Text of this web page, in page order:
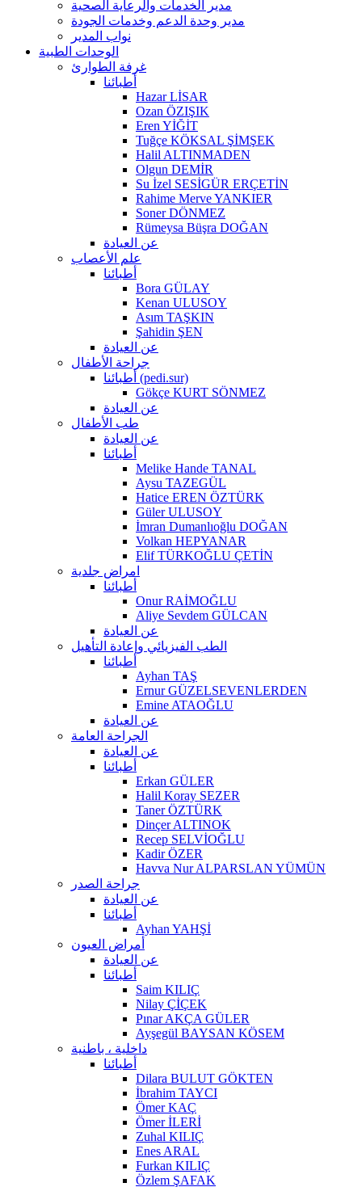
مدير الخدمات والرعاية الصحية
مدير وحدة الدعم وخدمات الجودة
نواب المدير
الوحدات الطبية
غرفة الطوارئ
أطبائنا
Hazar LİSAR
Ozan ÖZIŞIK
Eren YİĞİT
Tuğçe KÖKSAL ŞİMŞEK
Halil ALTINMADEN
Olgun DEMİR
Su İzel SESİGÜR ERÇETİN
Rahime Merve YANKIER
Soner DÖNMEZ
Rümeysa Büşra DOĞAN
عن العيادة
علم الأعصاب
أطبائنا
Bora GÜLAY
Kenan ULUSOY
Asım TAŞKIN
Şahidin ŞEN
عن العيادة
جراحة الأطفال
أطبائنا (pedi.sur)
Gökçe KURT SÖNMEZ
عن العيادة
طب الأطفال
عن العيادة
أطبائنا
Melike Hande TANAL
Aysu TAZEGÜL
Hatice EREN ÖZTÜRK
Güler ULUSOY
İmran Dumanlıoğlu DOĞAN
Volkan HEPYANAR
Elif TÜRKOĞLU ÇETİN
امراض جلدية
أطبائنا
Onur RAİMOĞLU
Aliye Sevdem GÜLCAN
عن العيادة
الطب الفيزيائي وإعادة التأهيل
أطبائنا
Ayhan TAŞ
Ernur GÜZELSEVENLERDEN
Emine ATAOĞLU
عن العيادة
الجراحة العامة
عن العيادة
أطبائنا
Erkan GÜLER
Halil Koray SEZER
Taner ÖZTÜRK
Dinçer ALTINOK
Recep SELVİOĞLU
Kadir ÖZER
Havva Nur ALPARSLAN YÜMÜN
جراحة الصدر
عن العيادة
أطبائنا
Ayhan YAHŞİ
أمراض العيون
عن العيادة
أطبائنا
Saim KILIÇ
Nilay ÇİÇEK
Pınar AKÇA GÜLER
Ayşegül BAYSAN KÖSEM
داخلية ، باطنية
أطبائنا
Dilara BULUT GÖKTEN
İbrahim TAYCI
Ömer KAÇ
Ömer İLERİ
Zuhal KILIÇ
Enes ARAL
Furkan KILIÇ
Özlem ŞAFAK